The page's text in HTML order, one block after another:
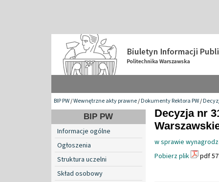
BIP PW/Wewnętrzne akty prawne/Dokumenty Rektora PW/
BIP PW
Informacje ogólne
Ogłoszenia
Struktura uczelni
Skład osobowy
Decyzja nr
w sprawie
Pobierz plik
pdf